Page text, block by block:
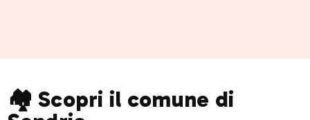
🏘️ Scopri il comune di